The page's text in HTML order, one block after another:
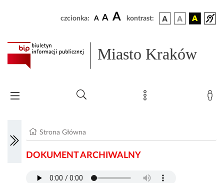
czcionka: A A A kontrast:
Miasto Kraków
Strona Główna
DOKUMENT ARCHIWALNY